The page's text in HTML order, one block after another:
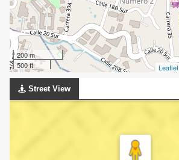
200 m
500 ft
Leaflet
Street View